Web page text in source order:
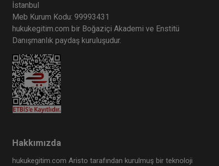
İstanbul
Meb Kurum Kodu: 99993431
hukukegitim.com bir Boğaziçi Akademi ve Enstitü
Danışmanlık paydaş kuruluşudur.
Hakkımızda
hukukegitim.com Aristo tarafından kurulmuş bir teknoloji